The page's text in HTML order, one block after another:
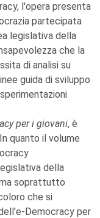
l'opera presenta
partecipata
legislativa della
che la
di analisi su
guida di sviluppo
per i giovani, è
quanto il volume
della
ma soprattutto
che si
Democracy per